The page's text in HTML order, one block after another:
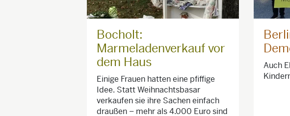
Bocholt:
Marmeladenverkauf vor
dem Haus
Einige Frauen hatten eine pfiffige
Idee. Statt Weihnachtsbasar
verkaufen sie ihre Sachen einfach
draußen – mehr als 4.000 Euro sind
Auch